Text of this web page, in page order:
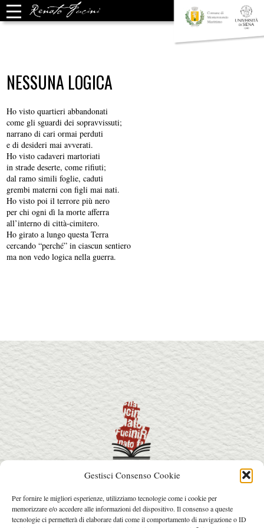
Gestisci Consenso Cookie
Per fornire le migliori esperienze, utilizziamo tecnologie come i cookie per
memorizzare e/o accedere alle informazioni del dispositivo. Il consenso a queste
tecnologie ci permetterà di elaborare dati come il comportamento di navigazione o ID
NESSUNA LOGICA
Ho visto quartieri abbandonati
come gli sguardi dei sopravvissuti;
narrano di cari ormai perduti
e di desideri mai avverati.
Ho visto cadaveri martoriati
in strade deserte, come rifiuti;
dal ramo simili foglie, caduti
grembi materni con figli mai nati.
Ho visto poi il terrore più nero
per chi ogni dì la morte afferra
all’interno di città-cimitero.
Ho girato a lungo questa Terra
cercando “perché” in ciascun sentiero
ma non vedo logica nella guerra.
info@premiorenatofucini.it
arcainfo@arcafactory.it
Tel. 0564 077031 - 328 7631017